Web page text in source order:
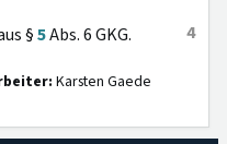
4
§5Abs. 6 GKG.
Karsten Gaede